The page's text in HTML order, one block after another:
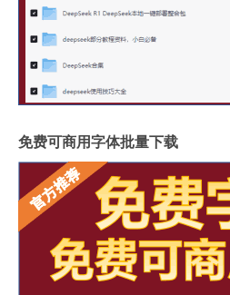
免费可商用字体批量下载